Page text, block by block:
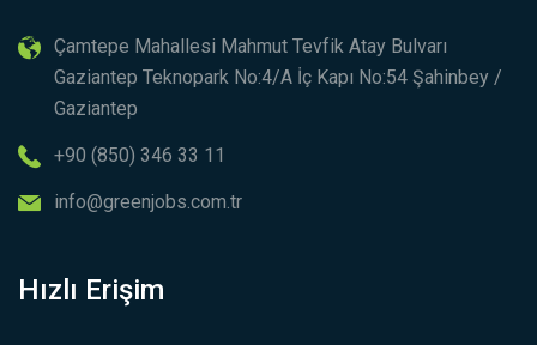
Çamtepe Mahallesi Mahmut Tevfik Atay Bulvarı
Gaziantep Teknopark No:4/A İç Kapı No:54 Şahinbey /
Gaziantep
+90 (850) 346 33 11
info@greenjobs.com.tr
Hızlı Erişim